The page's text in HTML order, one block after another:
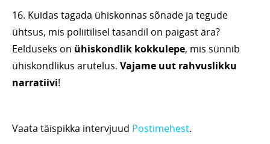
16. Kuidas tagada ühiskonnas sõnade ja tegude
ühtsus, mis poliitilisel tasandil on paigast ära?
Eelduseks on ühiskondlik kokkulepe, mis sünnib
ühiskondlikus arutelus. Vajame uut rahvuslikku
narratiivi!
Vaata täispikka intervjuud Postimehest.